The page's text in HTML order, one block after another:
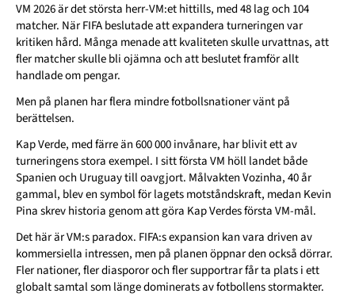
VM 2026 är det största herr-VM:et hittills, med 48 lag och 104
matcher. När FIFA beslutade att expandera turneringen var
kritiken hård. Många menade att kvaliteten skulle urvattnas, att
fler matcher skulle bli ojämna och att beslutet framför allt
handlade om pengar.
Men på planen har flera mindre fotbollsnationer vänt på
berättelsen.
Kap Verde, med färre än 600 000 invånare, har blivit ett av
turneringens stora exempel. I sitt första VM höll landet både
Spanien och Uruguay till oavgjort. Målvakten Vozinha, 40 år
gammal, blev en symbol för lagets motståndskraft, medan Kevin
Pina skrev historia genom att göra Kap Verdes första VM-mål.
Det här är VM:s paradox. FIFA:s expansion kan vara driven av
kommersiella intressen, men på planen öppnar den också dörrar.
Fler nationer, fler diasporor och fler supportrar får ta plats i ett
globalt samtal som länge dominerats av fotbollens stormakter.